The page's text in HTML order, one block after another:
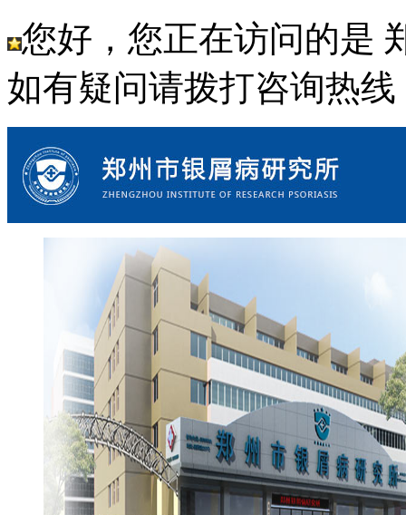
您好，您正在访问的是
如有疑问请拨打咨询热线